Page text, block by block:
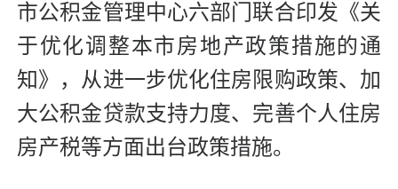
市公积金管理中心六部门联合印发《关
于优化调整本市房地产政策措施的通
知》，从进一步优化住房限购政策、加
大公积金贷款支持力度、完善个人住房
房产税等方面出台政策措施。